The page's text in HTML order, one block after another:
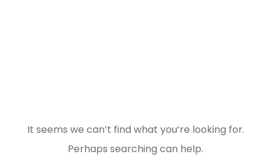
It seems we can’t find what you’re looking for.
Perhaps searching can help.